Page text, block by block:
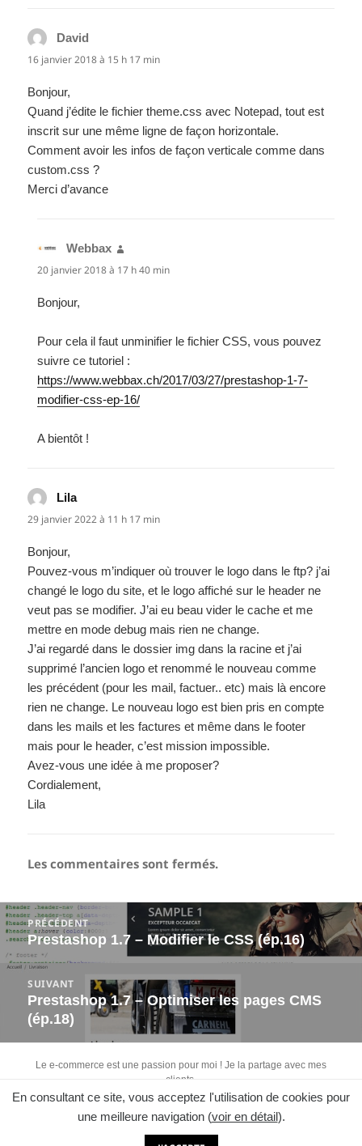
En consultant ce site, vous acceptez l'utilisation de cookies pour
une meilleure navigation (voir en détail).
David
16 janvier 2018 à 15 h 17 min
Bonjour,
Quand j’édite le fichier theme.css avec Notepad, tout est
inscrit sur une même ligne de façon horizontale.
Comment avoir les infos de façon verticale comme dans
custom.css ?
Merci d’avance
Webbax
20 janvier 2018 à 17 h 40 min
Bonjour,
Pour cela il faut unminifier le fichier CSS, vous pouvez
suivre ce tutoriel :
https://www.webbax.ch/2017/03/27/prestashop-1-7-
modifier-css-ep-16/
A bientôt !
Liladit :
29 janvier 2022 à 11 h 17 min
Bonjour,
Pouvez-vous m’indiquer où trouver le logo dans le ftp? j’ai
changé le logo du site, et le logo affiché sur le header ne
veut pas se modifier. J’ai eu beau vider le cache et me
mettre en mode debug mais rien ne change.
J’ai regardé dans le dossier img dans la racine et j’ai
supprimé l’ancien logo et renommé le nouveau comme
les précédent (pour les mail, factuer.. etc) mais là encore
rien ne change. Le nouveau logo est bien pris en compte
dans les mails et les factures et même dans le footer
mais pour le header, c’est mission impossible.
Avez-vous une idée à me proposer?
Cordialement,
Lila
Les commentaires sont fermés.
Navigation
de
PRÉCÉDENT
Article
précédent :
Prestashop 1.7 – Modifier le CSS (ép.16)
SUIVANT
Article
suivant :
Prestashop 1.7 – Optimiser les pages CMS
(ép.18)
Le e-commerce est une passion pour moi ! Je la partage avec mes
clients.
Retrouvez-moi sur :